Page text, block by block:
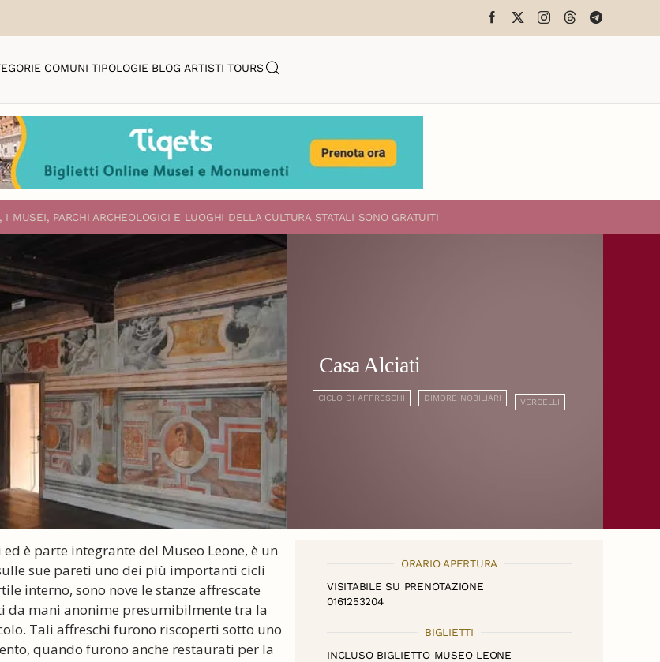
COMUNI TIPOLOGIE BLOG ARTISTI TOURS
MUSEI, PARCHI ARCHEOLOGICI E LUOGHI DELLA CULTURA STATALI SONO GRATUITI
Casa Alciati
CICLO DI AFFRESCHI DIMORE NOBILIARI VERCELLI
è parte integrante del Museo Leone, è un
sue pareti uno dei più importanti cicli
interno, sono nove le stanze affrescate
da mani anonime presumibilmente tra la
Tali affreschi furono riscoperti sotto uno
quando furono anche restaurati per la
ORARIO APERTURA
VISITABILE SU PRENOTAZIONE
0161253204
BIGLIETTI
INCLUSO BIGLIETTO MUSEO LEONE